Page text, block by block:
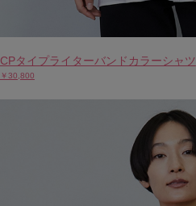
CPタイプライターバンドカラーシャツ
￥30,800